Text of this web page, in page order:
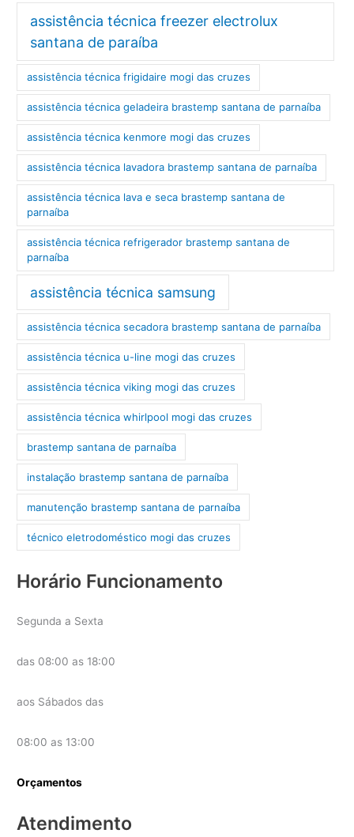
assistência técnica freezer electrolux
santana de paraíba
assistência técnica frigidaire mogi das cruzes
assistência técnica geladeira brastemp santana de parnaíba
assistência técnica kenmore mogi das cruzes
assistência técnica lavadora brastemp santana de parnaíba
assistência técnica lava e seca brastemp santana de
parnaíba
assistência técnica refrigerador brastemp santana de
parnaíba
assistência técnica samsung
assistência técnica secadora brastemp santana de parnaíba
assistência técnica u-line mogi das cruzes
assistência técnica viking mogi das cruzes
assistência técnica whirlpool mogi das cruzes
brastemp santana de parnaíba
instalação brastemp santana de parnaíba
manutenção brastemp santana de parnaíba
técnico eletrodoméstico mogi das cruzes
Horário Funcionamento
Segunda a Sexta
das 08:00 as 18:00
aos Sábados das
08:00 as 13:00
Orçamentos
Atendimento